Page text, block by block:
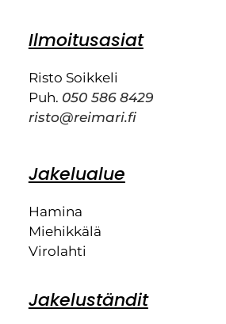
Ilmoitusasiat
Risto Soikkeli
Puh. 050 586 8429
risto@reimari.fi
Jakelualue
Hamina
Miehikkälä
Virolahti
Jakeluständit